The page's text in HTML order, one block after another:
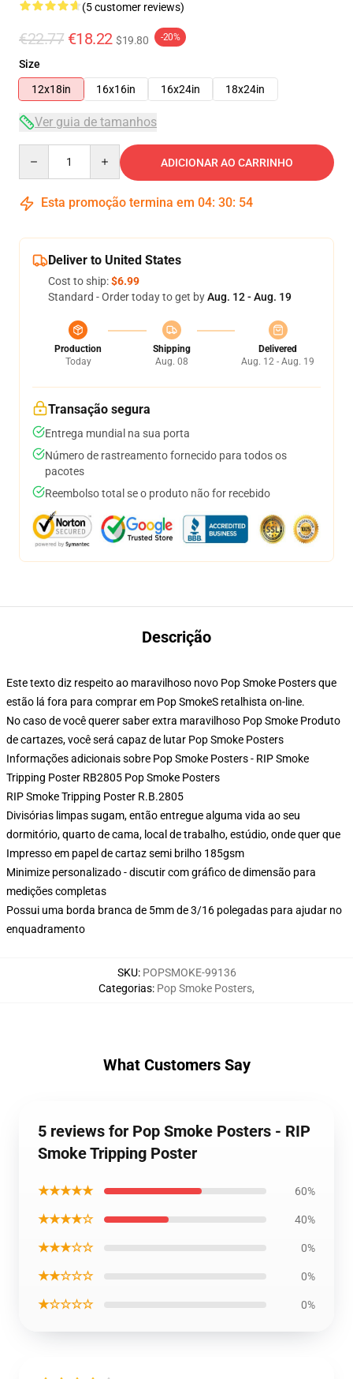
(5 customer reviews)
€22.77 €18.22 $19.80 -20%
Size
12x18in
16x16in 16x24in 18x24in
Ver guia de tamanhos
ADICIONAR AO CARRINHO
Esta promoção termina em 04: 30: 54
Deliver to United States
Cost to ship:$6.99
Standard - Order today to get byAug. 12 - Aug. 19
Production
Today
Shipping
Aug. 08
Delivered
Aug. 12 - Aug. 19
Transação segura
Entrega mundial na sua porta
Número de rastreamento fornecido para todos os
pacotes
Reembolso total se o produto não for recebido
Descrição
Este texto diz respeito ao maravilhoso novo Pop Smoke Posters que
estão lá fora para comprar em Pop SmokeS retalhista on-line.
No caso de você querer saber extra maravilhoso Pop Smoke Produto
de cartazes, você será capaz de lutar Pop Smoke Posters
Informações adicionais sobre Pop Smoke Posters - RIP Smoke
Tripping Poster RB2805 Pop Smoke Posters
RIP Smoke Tripping Poster R.B.2805
Divisórias limpas sugam, então entregue alguma vida ao seu
dormitório, quarto de cama, local de trabalho, estúdio, onde quer que
Impresso em papel de cartaz semi brilho 185gsm
Minimize personalizado - discutir com gráfico de dimensão para
medições completas
Possui uma borda branca de 5mm de 3/16 polegadas para ajudar no
enquadramento
SKU: POPSMOKE-99136
Categorias: Pop Smoke Posters,
What Customers Say
5 reviews for Pop Smoke Posters - RIP
Smoke Tripping Poster
★★★★★ 60%
★★★★☆ 40%
★★★☆☆ 0%
★★☆☆☆ 0%
★☆☆☆☆ 0%